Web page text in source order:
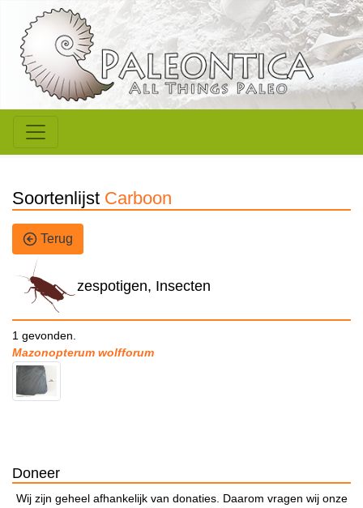
Soortenlijst Carboon
Terug
zespotigen, Insecten
1 gevonden.
Mazonopterum wolfforum
Doneer
Wij zijn geheel afhankelijk van donaties. Daarom vragen wij onze